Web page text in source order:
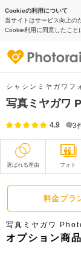
Cookieの利用について
当サイトはサービス向上の
Cookie利用に同意したこと
シャシンミヤガワフ
写真ミヤガワ
4.9 3
選ばれる理由 フォト
撮影レポート
衣装
オプション
料金プラ
写真ミヤガワ
オプション商品